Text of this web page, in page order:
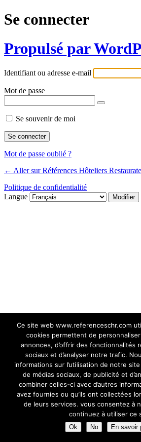
Se connecter
Propulsé par
Identifiant ou adresse e-mail
Mot de passe
Se souvenir de moi
Mot de passe oublié ?
← Aller sur Références Hôteliers
Politique de confidentialité
Langue
Ce site web www.referenceschr.com
cookies permettent de
annonces, d’offrir des fonctionnalités
sociaux et d’analyser notre trafic.
informations sur l’utilisation de notre
de médias sociaux, de publicité et
combiner celles-ci avec d’autres
avez fournies ou qu’ils ont collectées
de leurs services. vous consentez à
continuez à utiliser ce
Ok No En savoir